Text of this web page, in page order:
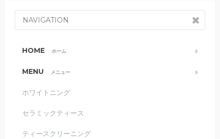
NAVIGATION
HOME ホーム
MENU メニュー
ホワイトニング
セラミックティース
ティースクリーニング